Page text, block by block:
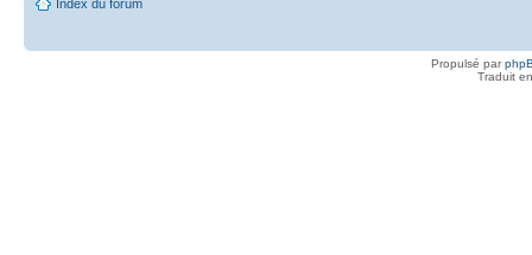
Index du forum
Propulsé par
Traduit